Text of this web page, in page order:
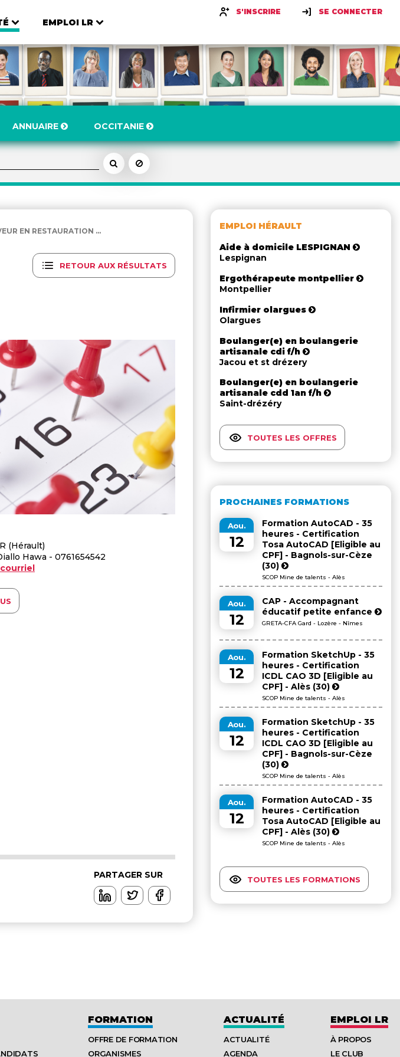
EMPLOI LR
S'INSCRIRE SE CONNECTER
ANNUAIRE OCCITANIE
EN RESTAURATION ...
RETOUR AUX RÉSULTATS
(Hérault)
Hawa - 0761654542
PARTAGER SUR
EMPLOI HÉRAULT
Aide à domicile LESPIGNAN
Lespignan
Ergothérapeute montpellier
Montpellier
Infirmier olargues
Olargues
Boulanger(e) en boulangerie
artisanale cdi f/h
Jacou et st drézery
Boulanger(e) en boulangerie
artisanale cdd 1an f/h
Saint-drézéry
TOUTES LES OFFRES
PROCHAINES FORMATIONS
Aou.
12
Formation AutoCAD - 35
heures - Certification
Tosa AutoCAD [Eligible au
CPF] - Bagnols-sur-Cèze
(30)
SCOP Mine de talents - Alès
Aou.
12
CAP - Accompagnant
éducatif petite enfance
GRETA-CFA Gard - Lozère - Nîmes
Aou.
12
Formation SketchUp - 35
heures - Certification
ICDL CAO 3D [Eligible au
CPF] - Alès (30)
SCOP Mine de talents - Alès
Aou.
12
Formation SketchUp - 35
heures - Certification
ICDL CAO 3D [Eligible au
CPF] - Bagnols-sur-Cèze
(30)
SCOP Mine de talents - Alès
Aou.
12
Formation AutoCAD - 35
heures - Certification
Tosa AutoCAD [Eligible au
CPF] - Alès (30)
SCOP Mine de talents - Alès
TOUTES LES FORMATIONS
FORMATION
OFFRE DE FORMATION
ORGANISMES
ACTUALITÉ
ACTUALITÉ
AGENDA
EMPLOI LR
À PROPOS
LE CLUB